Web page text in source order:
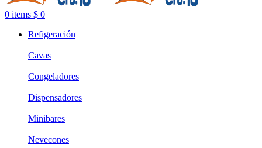
0 items $ 0
Refigeración
Cavas
Congeladores
Dispensadores
Minibares
Nevecones